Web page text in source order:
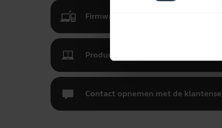
Firmware-updates, software en apps
Productregistratie en garantie
Contact opnemen met de